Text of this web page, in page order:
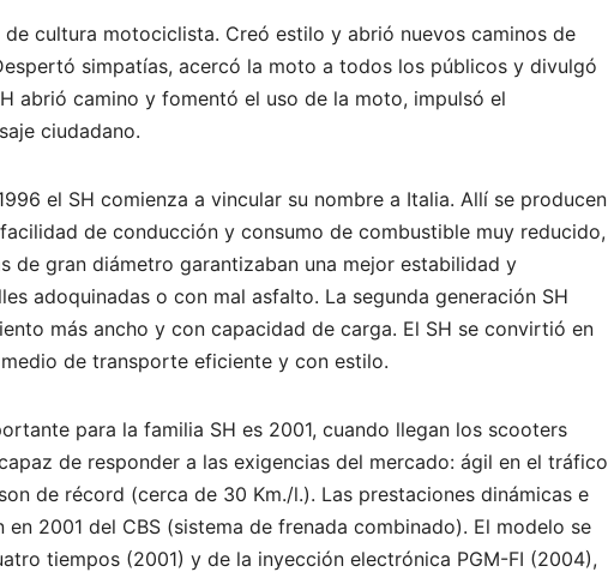
cultura motociclista. Creó estilo y abrió nuevos caminos de
simpatías, acercó la moto a todos los públicos y divulgó
abrió camino y fomentó el uso de la moto, impulsó el
ciudadano.
el SH comienza a vincular su nombre a Italia. Allí se producen
de conducción y consumo de combustible muy reducido,
de gran diámetro garantizaban una mejor estabilidad y
adoquinadas o con mal asfalto. La segunda generación SH
más ancho y con capacidad de carga. El SH se convirtió en
de transporte eficiente y con estilo.
para la familia SH es 2001, cuando llegan los scooters
de responder a las exigencias del mercado: ágil en el tráfico
de récord (cerca de 30 Km./l.). Las prestaciones dinámicas e
2001 del CBS (sistema de frenada combinado). El modelo se
tiempos (2001) y de la inyección electrónica PGM-FI (2004),